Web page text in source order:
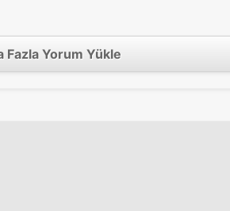
Fazla Yorum Yükle